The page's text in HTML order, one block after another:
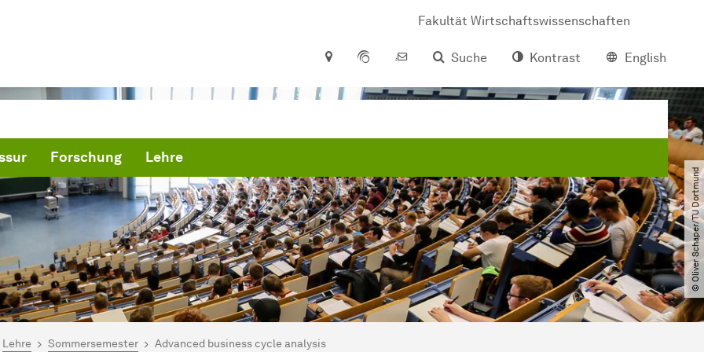
Fakultät Wirtschaftswissenschaften
Suche
Kontrast English
Forschung Lehre
© Oliver Schaper​/​TU Dortmund
hier:
Lehre Sommersemester Advanced business cycle analysis